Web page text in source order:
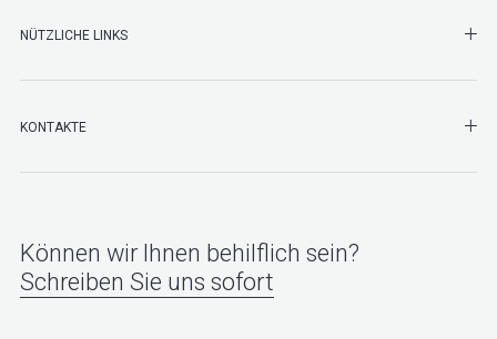
NÜTZLICHE LINKS
KONTAKTE
Können wir Ihnen behilflich sein?
Schreiben Sie uns sofort